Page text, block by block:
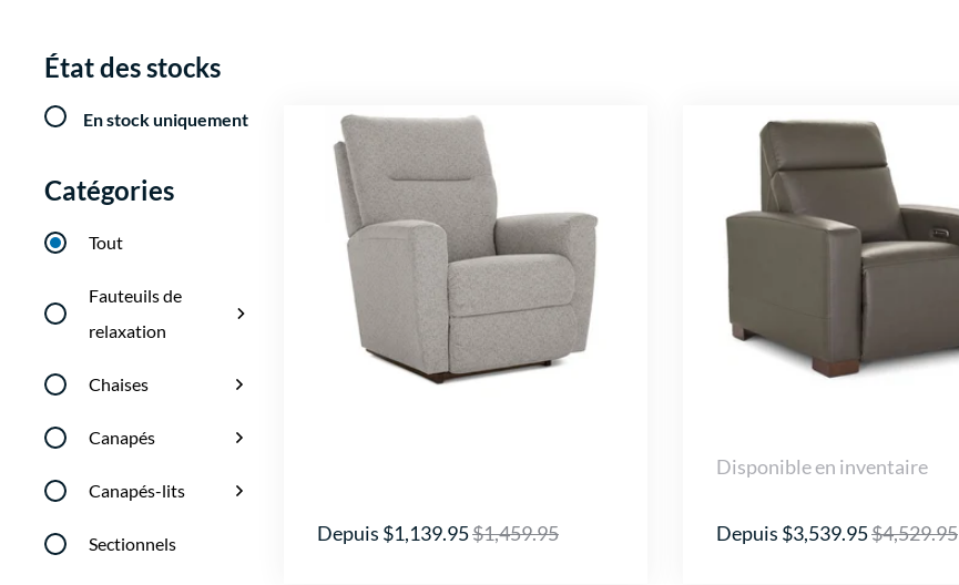
État des stocks
En stock uniquement
Catégories
Tout
Fauteuils de
relaxation
Chaises
Canapés
Canapés-lits
Sectionnels Depuis $1,139.95$1,459.95
Disponible en inventaire
Depuis $3,539.95$4,529.95